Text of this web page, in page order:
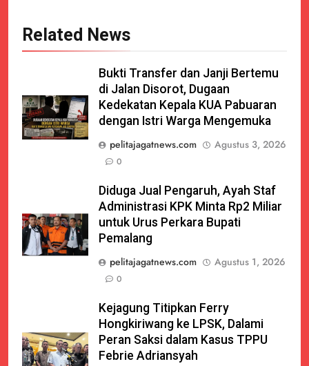
Related News
Bukti Transfer dan Janji Bertemu
di Jalan Disorot, Dugaan
Kedekatan Kepala KUA Pabuaran
dengan Istri Warga Mengemuka
pelitajagatnews.com
Agustus 3, 2026
0
Diduga Jual Pengaruh, Ayah Staf
Administrasi KPK Minta Rp2 Miliar
untuk Urus Perkara Bupati
Pemalang
pelitajagatnews.com
Agustus 1, 2026
0
Kejagung Titipkan Ferry
Hongkiriwang ke LPSK, Dalami
Peran Saksi dalam Kasus TPPU
Febrie Adriansyah